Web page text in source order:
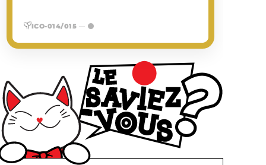
ICO-014/015 —
style minimaliste, mélancolique et
l'imaginaire musical contemporain.
EN SAVOIR PLUS